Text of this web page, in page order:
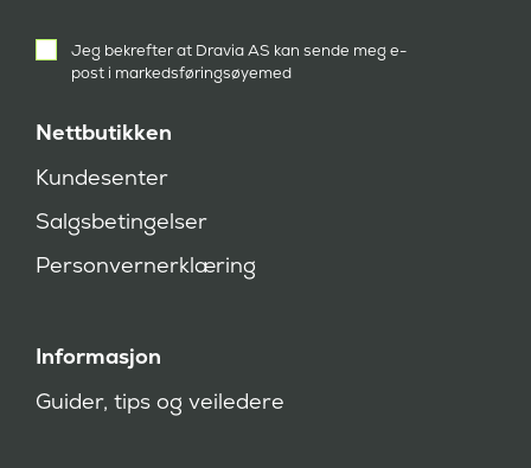
Nettbutikken
Kundesenter
Salgsbetingelser
Personvernerklæring
Informasjon
Guider, tips og veiledere
samtykke
k
e
d
Jeg bekrefter at Dravia AS kan sende meg e-
post i markedsføringsøyemed